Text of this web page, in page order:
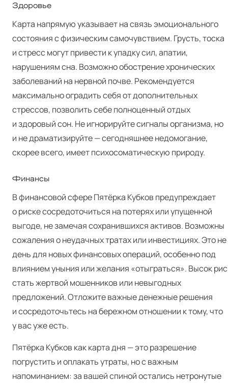
Здоровье
Карта напрямую указывает на связь эмоционального
состояния с физическим самочувствием. Грусть, тоска
и стресс могут привести к упадку сил, апатии,
нарушениям сна. Возможно обострение хронических
заболеваний на нервной почве. Рекомендуется
максимально оградить себя от дополнительных
стрессов, позволить себе полноценный отдых
и здоровый сон. Не игнорируйте сигналы организма, но
и не драматизируйте — сегодняшнее недомогание,
скорее всего, имеет психосоматическую природу.
Финансы
В финансовой сфере Пятёрка Кубков предупреждает
о риске сосредоточиться на потерях или упущенной
выгоде, не замечая сохранившихся активов. Возможны
сожаления о неудачных тратах или инвестициях. Это не
день для новых финансовых операций, особенно под
влиянием уныния или желания «отыграться». Высок
стать жертвой мошенников или невыгодных
предложений. Отложите важные денежные решения
и сосредоточьтесь на бережном отношении к тому, что
у вас уже есть.
Пятёрка Кубков как карта дня — это разрешение
погрустить и оплакать утраты, но с важным
напоминанием: за вашей спиной остались нетронутые